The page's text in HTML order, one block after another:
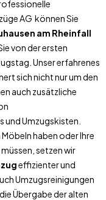
AG können Sie
am Rheinfall
von der ersten
Unser erfahrenes
sich nicht nur um den
auch zusätzliche
Umzugskisten.
haben oder Ihre
setzen wir
effizienter und
Umzugsreinigungen
Übergabe der alten